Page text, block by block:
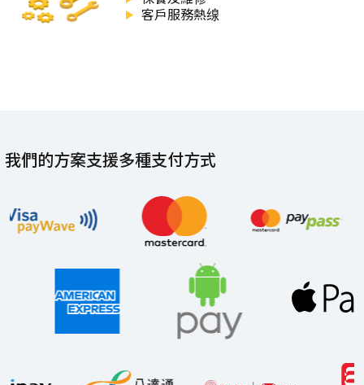
客戶服務熱缐
我們的方案支援多種支付方式